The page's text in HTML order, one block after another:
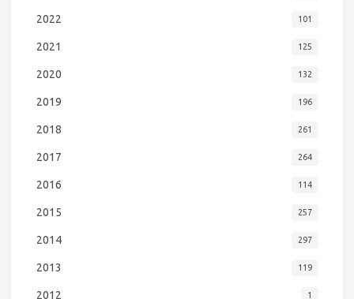
2022 101
2021 125
2020 132
2019 196
2018 261
2017 264
2016 114
2015 257
2014 297
2013 119
2012 1